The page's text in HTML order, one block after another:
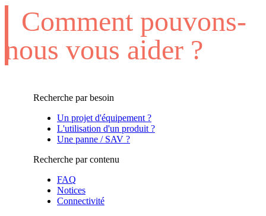
Comment pouvons-
nous vous aider ?
Recherche par besoin
Un projet d'équipement ?
L'utilisation d'un produit ?
Une panne / SAV ?
Recherche par contenu
FAQ
Notices
Connectivité